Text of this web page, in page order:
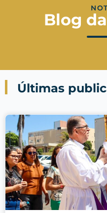
Blog
Últimas